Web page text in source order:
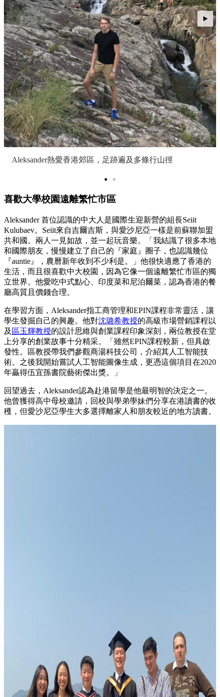
Aleksander熱愛香港郊區，足跡遍及多條行山徑
喜歡大學校園遠離繁忙市區
Aleksander 首位認識的中大人是國際生迎新營的組長Seiit
Kulubaev。Seiit來自吉爾吉斯，與愛沙尼亞一樣是前蘇聯加盟
共和國。兩人一見如故，並一起玩音樂。「我結識了很多本地
和國際朋友，慢慢建立了自己的『家庭』圈子，也認識幾位
『auntie』，農曆新年收到不少利是。」他很快適應了香港的
生活，而且很喜歡中大校園，因為它像一個遠離繁忙市區的獨
立世界。他愛吃中式點心、印度菜和尼泊爾菜，認為香港的餐
廳高質且價錢合理。
在學習方面，Aleksander指工商管理和EPIN課程非常靈活，讓
學生發掘自己的興趣。他對沈璐希教授的高級市場營銷課程以
及 區玉輝教授的設計思維與創業課程印象深刻，兩位教授在堂
上分享的創業故事十分精采。「雖然EPIN課程較新，但具啟
發性。區教授帶我們參觀商湯科技公司，介紹其人工智能技
術。之後我開始嘗試人工智能圖像生成，更憑這個項目在2020
年贏得伍宜孫書院藝術傑出獎。」
回望過去，Aleksander認為赴港留學是他最明智的決定之一。
他曾獲得高中母校邀請，回校與學弟學妹們分享在港讀書的收
穫，但愛沙尼亞學生大多選擇離家人和朋友較近的地方讀書。